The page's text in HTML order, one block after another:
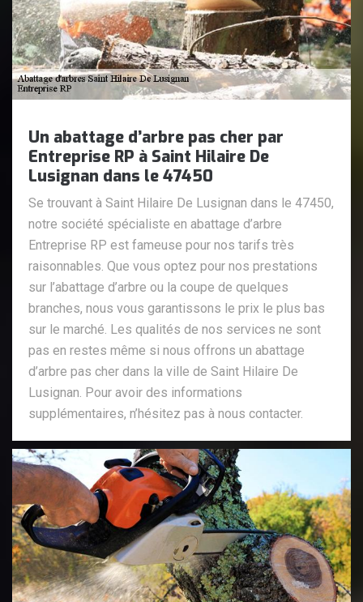
Un abattage d’arbre pas cher par
Entreprise RP à Saint Hilaire De
Lusignan dans le 47450
Se trouvant à Saint Hilaire De Lusignan dans le 47450,
notre société spécialiste en abattage d’arbre
Entreprise RP est fameuse pour nos tarifs très
raisonnables. Que vous optez pour nos prestations
sur l’abattage d’arbre ou la coupe de quelques
branches, nous vous garantissons le prix le plus bas
sur le marché. Les qualités de nos services ne sont
pas en restes même si nous offrons un abattage
d’arbre pas cher dans la ville de Saint Hilaire De
Lusignan. Pour avoir des informations
supplémentaires, n’hésitez pas à nous contacter.